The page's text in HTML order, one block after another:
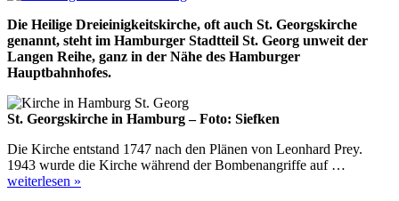
Die Heilige Dreieinigkeitskirche, oft auch St. Georgskirche
genannt, steht im Hamburger Stadtteil St. Georg unweit der
Langen Reihe, ganz in der Nähe des Hamburger
Hauptbahnhofes.
St. Georgskirche in Hamburg – Foto: Siefken
Die Kirche entstand 1747 nach den Plänen von Leonhard Prey.
1943 wurde die Kirche während der Bombenangriffe auf …
weiterlesen »